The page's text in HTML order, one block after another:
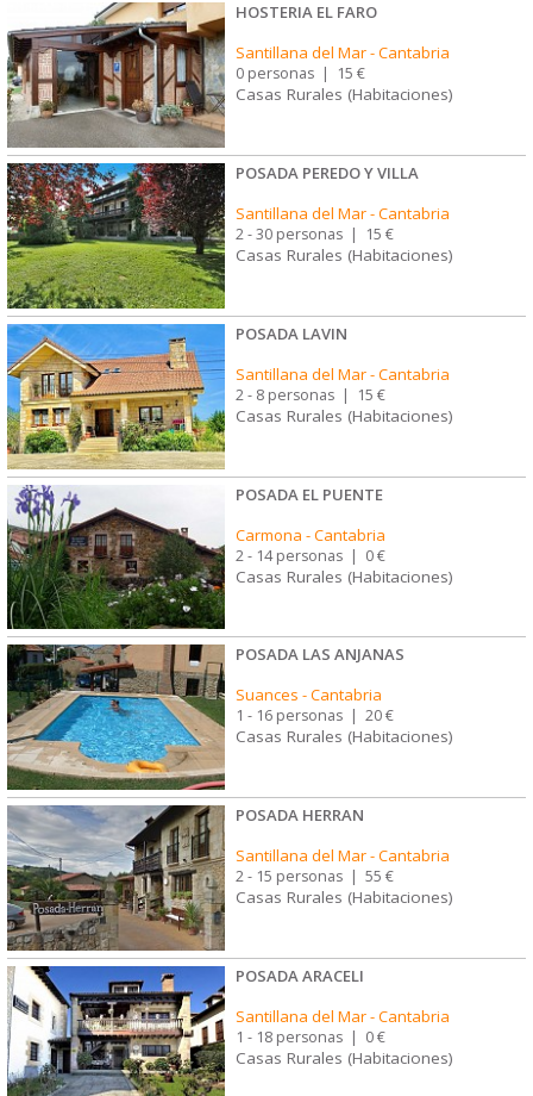
HOSTERIA EL FARO
Santillana del Mar-Cantabria
0 personas | 15 €
Casas Rurales (Habitaciones)
POSADA PEREDO Y VILLA
Santillana del Mar-Cantabria
2 - 30 personas | 15 €
Casas Rurales (Habitaciones)
POSADA LAVIN
Santillana del Mar-Cantabria
2 - 8 personas | 15 €
Casas Rurales (Habitaciones)
POSADA EL PUENTE
Carmona -Cantabria
2 - 14 personas | 0 €
Casas Rurales (Habitaciones)
POSADA LAS ANJANAS
Suances -Cantabria
1 - 16 personas | 20 €
Casas Rurales (Habitaciones)
POSADA HERRAN
Santillana del Mar-Cantabria
2 - 15 personas | 55 €
Casas Rurales (Habitaciones)
POSADA ARACELI
Santillana del Mar-Cantabria
1 - 18 personas | 0 €
Casas Rurales (Habitaciones)